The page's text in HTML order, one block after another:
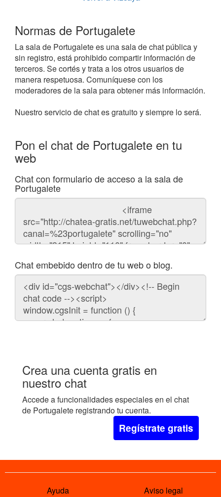
Normas de Portugalete
La sala de Portugalete es una sala de chat pública y
sin registro, está prohibido compartir información de
terceros. Se cortés y trata a los otros usuarios de
manera respetuosa. Comuníquese con los
moderadores de la sala para obtener más información.
Nuestro servicio de chat es gratuito y siempre lo será.
Pon el chat de Portugalete en tu
web
Chat con formulario de acceso a la sala de
Portugalete
Código
chat
Chat embebido dentro de tu web o blog.
Código
para
embeber
chat
Crea una cuenta gratis en
nuestro chat
Accede a funcionalidades especiales en el chat
de Portugalete registrando tu cuenta.
Regístrate gratis
Ayuda Aviso legal